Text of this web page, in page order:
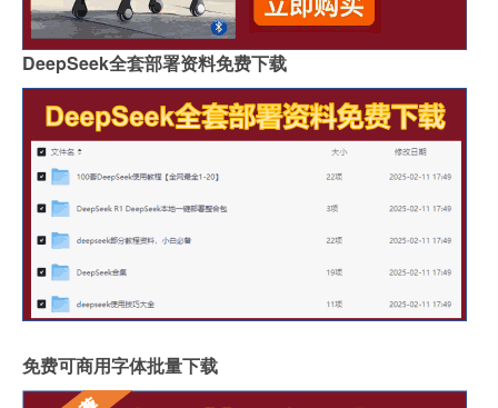
DeepSeek全套部署资料免费下载
免费可商用字体批量下载